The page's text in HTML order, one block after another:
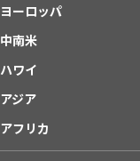
ヨーロッパ
中南米
ハワイ
アジア
アフリカ